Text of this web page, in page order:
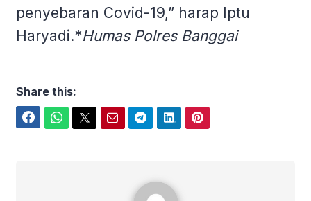
penyebaran Covid-19,” harap Iptu
Haryadi.*Humas Polres Banggai
Share this: